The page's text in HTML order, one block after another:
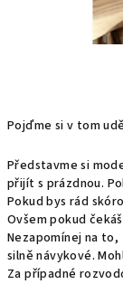
Pojďme si v tom
Představme si
přijít s prázdnou.
Pokud bys rád
Ovšem pokud
Nezapomínej na
silně návykové.
Za případné